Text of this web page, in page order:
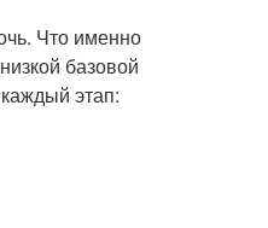
Что именно
базовой
этап: